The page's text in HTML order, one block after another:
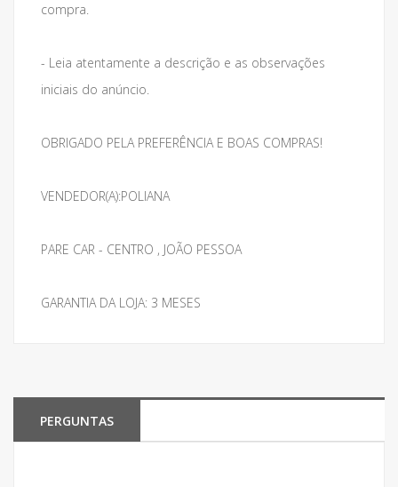
compra.
- Leia atentamente a descrição e as observações
iniciais do anúncio.
OBRIGADO PELA PREFERÊNCIA E BOAS COMPRAS!
VENDEDOR(A):POLIANA
PARE CAR - CENTRO , JOÃO PESSOA
GARANTIA DA LOJA: 3 MESES
PERGUNTAS